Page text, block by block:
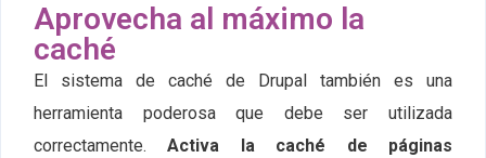
Aprovecha al máximo la
caché
El sistema de caché de Drupal también es una
herramienta poderosa que debe ser utilizada
correctamente.Activa la caché de páginas